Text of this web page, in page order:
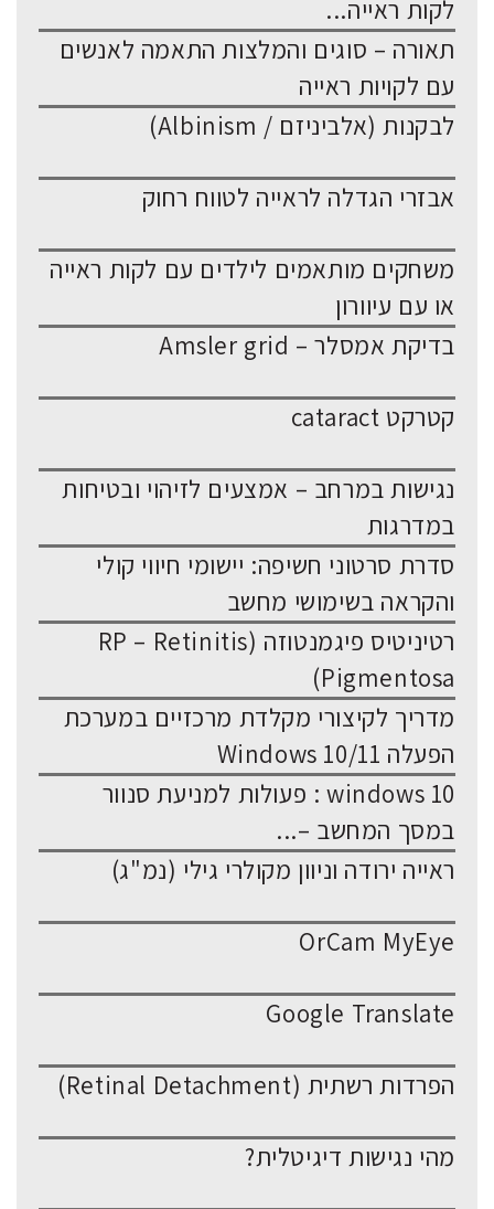
לקות ראייה...
תאורה – סוגים והמלצות התאמה לאנשים
עם לקויות ראייה
לבקנות (אלביניזם / Albinism)
אבזרי הגדלה לראייה לטווח רחוק
משחקים מותאמים לילדים עם לקות ראייה
או עם עיוורון
בדיקת אמסלר – Amsler grid
קטרקט cataract
נגישות במרחב – אמצעים לזיהוי ובטיחות
במדרגות
סדרת סרטוני חשיפה: יישומי חיווי קולי
והקראה בשימושי מחשב
רטיניטיס פיגמנטוזה (RP – Retinitis
Pigmentosa)
מדריך לקיצורי מקלדת מרכזיים במערכת
הפעלה Windows 10/11
windows 10 : פעולות למניעת סנוור
במסך המחשב –...
ראייה ירודה וניוון מקולרי גילי (נמ"ג)
OrCam MyEye
Google Translate
הפרדות רשתית (Retinal Detachment)
מהי נגישות דיגיטלית?